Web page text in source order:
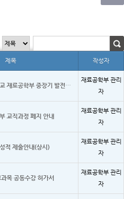
제목 작성자
공학부 중장기 발전계획(2026~2030)
재료공학부 관리
자
교직과정 폐지 안내
재료공학부 관리
자
적 제출안내(상시)
재료공학부 관리
자
목 공동수강 허가서
재료공학부 관리
자